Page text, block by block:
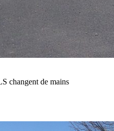
changent de mains